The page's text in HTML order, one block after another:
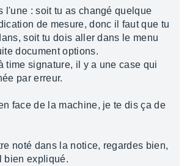
l'une : soit tu as changé quelque
de mesure, donc il faut que tu
soit tu dois aller dans le menu
document options.
time signature, il y a une case qui
par erreur.
face de la machine, je te dis ça de
noté dans la notice, regardes bien,
bien expliqué.